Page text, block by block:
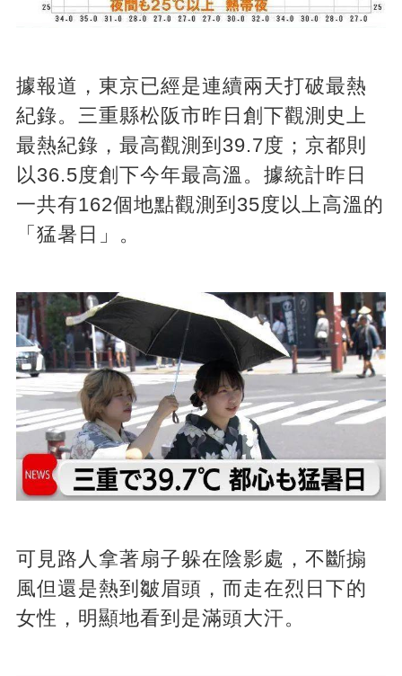
據報道，東京已經是連續兩天打破最熱
紀錄。三重縣松阪市昨日創下觀測史上
最熱紀錄，最高觀測到39.7度；京都則
以36.5度創下今年最高溫。據統計昨日
一共有162個地點觀測到35度以上高溫的
「猛暑日」。
可見路人拿著扇子躲在陰影處，不斷搧
風但還是熱到皺眉頭，而走在烈日下的
女性，明顯地看到是滿頭大汗。